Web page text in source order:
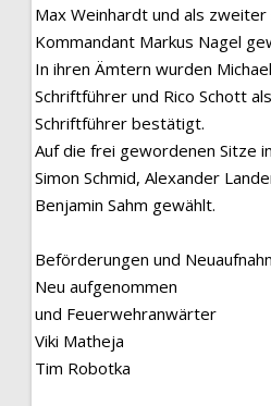
Max Weinhardt und als
Kommandant Markus Nagel
In ihren Ämtern wurden
Schriftführer und Rico Schott
Schriftführer bestätigt.
Auf die frei gewordenen Sitze
Simon Schmid, Alexander
Benjamin Sahm gewählt.
Beförderungen und
Neu aufgenommen
und Feuerwehranwärter
Viki Matheja
Tim Robotka